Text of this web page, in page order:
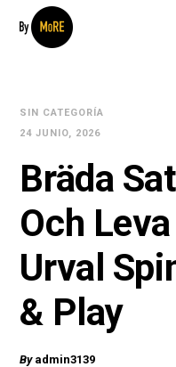
SIN CATEGORÍA
24 JUNIO, 2026
Bräda
Och
Urval
& Play
By admin3139